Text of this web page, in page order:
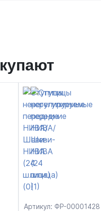
Артикул: ФР-00001428